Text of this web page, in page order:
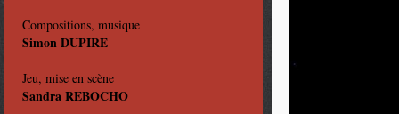
Compositions, musique
Simon DUPIRE
Jeu, mise en scène
Sandra REBOCHO